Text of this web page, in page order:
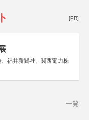
[PR]
福井新聞社、関西電力株
一覧